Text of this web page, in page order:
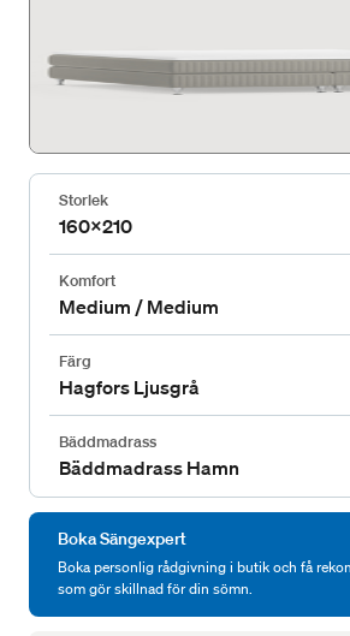
Storlek
160x210
Komfort
Medium / Medium
Färg
Hagfors Ljusgrå
Bäddmadrass
Bäddmadrass Hamn
Boka Sängexpert
Boka personlig rådgivning i butik och få
som gör skillnad för din sömn.